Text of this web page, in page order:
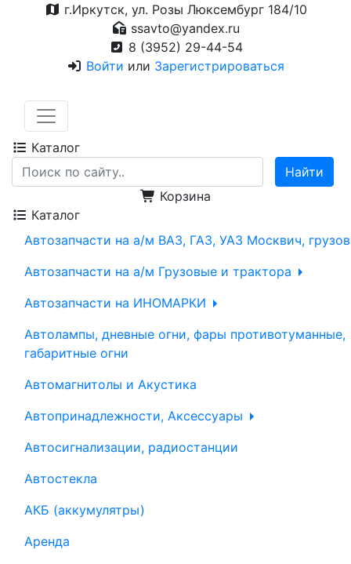
г.Иркутск, ул. Розы Люксембург 184/10
ssavto@yandex.ru
8 (3952) 29-44-54
Войти или Зарегистрироваться
Каталог
Корзина
Каталог
Автозапчасти на а/м ВАЗ, ГАЗ, УАЗ Москвич,
Автозапчасти на а/м Грузовые и трактора
Автозапчасти на ИНОМАРКИ
Автолампы, дневные огни, фары противотуманные,
габаритные огни
Автомагнитолы и Акустика
Автопринадлежности, Аксессуары
Автосигнализации, радиостанции
Автостекла
АКБ (аккумулятры)
Аренда